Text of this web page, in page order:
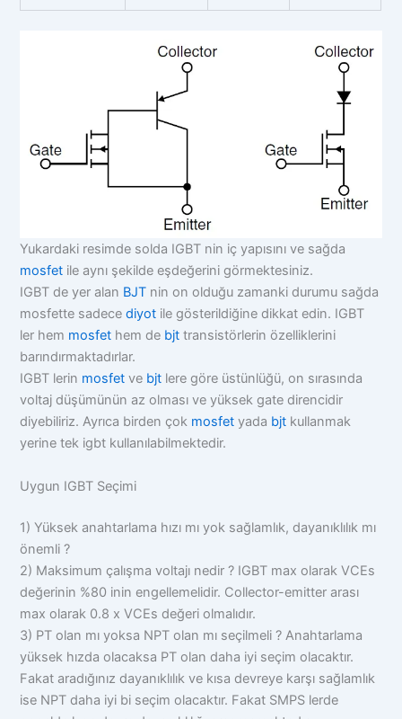
Yukardaki resimde solda IGBT nin iç yapısını ve sağda
mosfet ile aynı şekilde eşdeğerini görmektesiniz.
IGBT de yer alan BJT nin on olduğu zamanki durumu sağda
mosfette sadecediyot ile gösterildiğine dikkat edin. IGBT
ler hem mosfet hem de bjt transistörlerin özelliklerini
barındırmaktadırlar.
IGBT lerin mosfet ve bjt lere göre üstünlüğü, on sırasında
voltaj düşümünün az olması ve yüksek gate direncidir
diyebiliriz. Ayrıca birden çok mosfet yada bjt kullanmak
yerine tek igbt kullanılabilmektedir.
Uygun IGBT Seçimi
1) Yüksek anahtarlama hızı mı yok sağlamlık, dayanıklılık mı
önemli ?
2) Maksimum çalışma voltajı nedir ? IGBT max olarak VCEs
değerinin %80 inin engellemelidir. Collector-emitter arası
max olarak 0.8 x VCEs değeri olmalıdır.
3) PT olan mı yoksa NPT olan mı seçilmeli ? Anahtarlama
yüksek hızda olacaksa PT olan daha iyi seçim olacaktır.
Fakat aradığınız dayanıklılık ve kısa devreye karşı sağlamlık
ise NPT daha iyi bi seçim olacaktır. Fakat SMPS lerde